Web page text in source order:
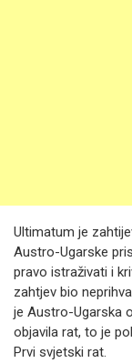
Ultimatum je
Austro-Ugarske
pravo istraživati i
zahtjev bio
je Austro-Ugarska
objavila rat, to je
Prvi svjetski rat.